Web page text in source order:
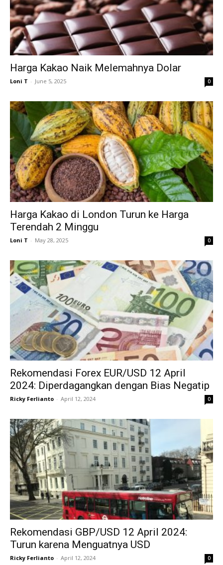
Harga Kakao Naik Melemahnya Dolar
Loni T - June 5, 2025 0
Harga Kakao di London Turun ke Harga
Terendah 2 Minggu
Loni T - May 28, 2025 0
Rekomendasi Forex EUR/USD 12 April
2024: Diperdagangkan dengan Bias Negatip
Ricky Ferlianto - April 12, 2024 0
Rekomendasi GBP/USD 12 April 2024:
Turun karena Menguatnya USD
Ricky Ferlianto - April 12, 2024 0